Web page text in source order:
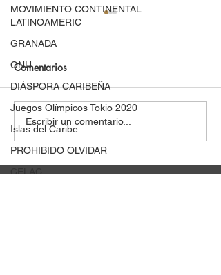
MOVIMIENTO CONTINENTAL
LATINOAMERIC
GRANADA
ONU
DIÁSPORA CARIBEÑA
Juegos Olímpicos Tokio 2020
Islas del Caribe
PROHIBIDO OLVIDAR
Repudian la visita de
Kamala Harris y rinden
homenaje a Palestina y
Haití
Comentarios
Escribir un comentario...